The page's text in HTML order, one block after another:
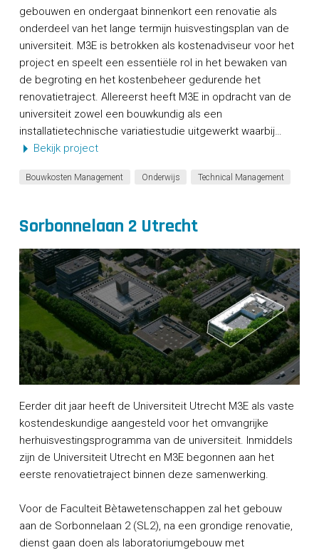
gebouwen en ondergaat binnenkort een renovatie als
onderdeel van het lange termijn huisvestingsplan van de
universiteit. M3E is betrokken als kostenadviseur voor het
project en speelt een essentiële rol in het bewaken van
de begroting en het kostenbeheer gedurende het
renovatietraject. Allereerst heeft M3E in opdracht van de
universiteit zowel een bouwkundig als een
installatietechnische variatiestudie uitgewerkt waarbij…
Bekijk project
Bouwkosten Management Onderwijs Technical Management
Sorbonnelaan 2 Utrecht
Eerder dit jaar heeft de Universiteit Utrecht M3E als vaste
kostendeskundige aangesteld voor het omvangrijke
herhuisvestingsprogramma van de universiteit. Inmiddels
zijn de Universiteit Utrecht en M3E begonnen aan het
eerste renovatietraject binnen deze samenwerking.
Voor de Faculteit Bètawetenschappen zal het gebouw
aan de Sorbonnelaan 2 (SL2), na een grondige renovatie,
dienst gaan doen als laboratoriumgebouw met